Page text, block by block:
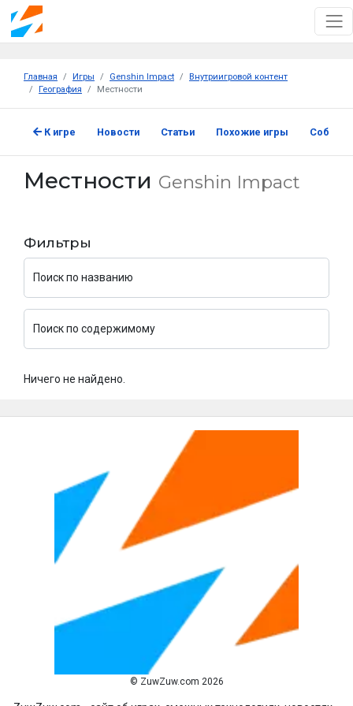
Главная Игры Genshin Impact
Внутриигровой контент
География
Местности
К игре Новости Статьи Похожие игры
Местности Genshin Impact
Фильтры
Поиск по названию
Поиск по содержимому
Ничего не найдено.
© ZuwZuw.com 2026